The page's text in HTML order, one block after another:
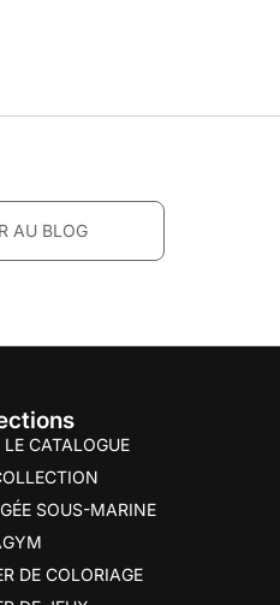
AU BLOG
CATALOGUE
SOUS-MARINE
DE COLORIAGE